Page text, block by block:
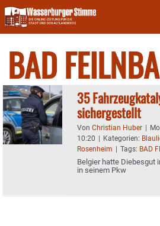
Skip
to
content
BAD
35
sichergestellt
Von Christian Huber |
10:20 | Kategorien:
Rosenheim | Tags: BAD
Belgier hatte Diebesgut
in seinem Pkw